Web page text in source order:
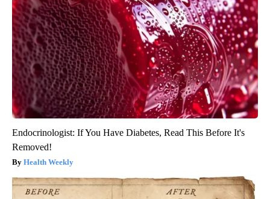
Endocrinologist: If You Have Diabetes, Read This Before It's
Removed!
Health Weekly